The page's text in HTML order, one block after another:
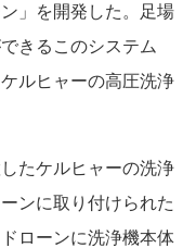
」を開発した。足場
きるこのシステム
ルヒャーの高圧洗浄
たケルヒャーの洗浄
ンに取り付けられた
ローンに洗浄機本体